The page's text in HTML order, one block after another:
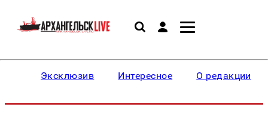
Эксклюзив Интересное О редакции